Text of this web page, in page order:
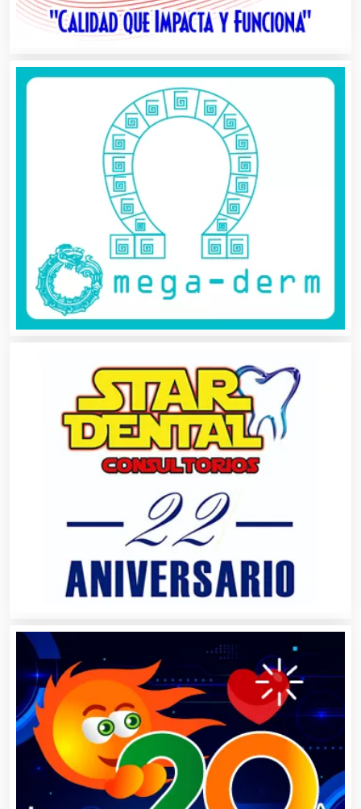
Análisis Clínicos
Análisis de Aguas
Animadores de Eventos
Aparatos y Equipos Eléctricos
Artes Gráficas
Artículos de Oficina
Artículos Deportivos
Artículos Importados
Artículos para el Hogar